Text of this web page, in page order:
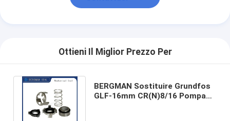
Ottieni Il Miglior Prezzo Per
BERGMAN Sostituire Grundfos
GLF-16mm CR(N)8/16 Pompa